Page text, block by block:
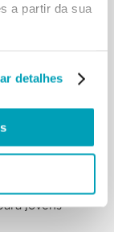
a partir da sua
detalhes
militantes
à
O
paz e a
jovens